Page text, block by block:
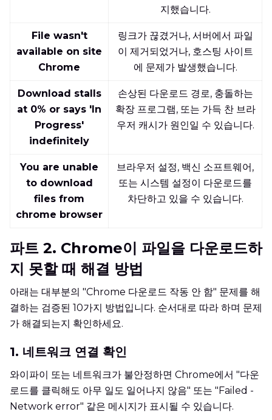
지했습니다.
File wasn't
available on site
Chrome
링크가 끊겼거나, 서버에서 파일
이 제거되었거나, 호스팅 사이트
에 문제가 발생했습니다.
Download stalls
at 0% or says 'In
Progress'
indefinitely
손상된 다운로드 경로, 충돌하는
확장 프로그램, 또는 가득 찬 브라
우저 캐시가 원인일 수 있습니다.
You are unable
to download
files from
chrome browser
브라우저 설정, 백신 소프트웨어,
또는 시스템 설정이 다운로드를
차단하고 있을 수 있습니다.
파트 2. Chrome이 파일을 다운로드하
지 못할 때 해결 방법
아래는 대부분의 "Chrome 다운로드 작동 안 함" 문제를 해
결하는 검증된 10가지 방법입니다. 순서대로 따라 하며 문제
가 해결되는지 확인하세요.
1. 네트워크 연결 확인
와이파이 또는 네트워크가 불안정하면 Chrome에서 "다운
로드를 클릭해도 아무 일도 일어나지 않음" 또는 "Failed -
Network error" 같은 메시지가 표시될 수 있습니다.